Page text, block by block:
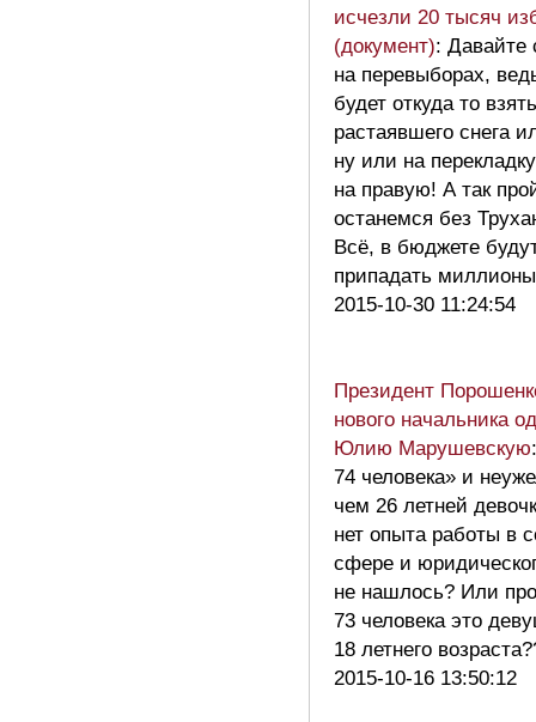
исчезли 20 тысяч
(документ): Давайте
на перевыборах,
будет откуда то
растаявшего снега
ну или на
на правую! А так
останемся без
Всё, в бюджете
припадать
2015-10-30 11:24:54
Президент
нового начальника
Юлию Марушевскую
74 человека» и
чем 26 летней
нет опыта работы в
сфере и
не нашлось? Или
73 человека это
18 летнего
2015-10-16 13:50:12